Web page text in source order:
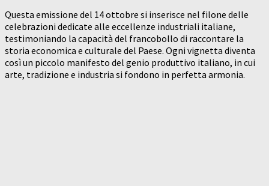
Questa emissione del 14 ottobre si inserisce nel filone delle
celebrazioni dedicate alle eccellenze industriali italiane,
testimoniando la capacità del francobollo di raccontare la
storia economica e culturale del Paese. Ogni vignetta diventa
così un piccolo manifesto del genio produttivo italiano, in cui
arte, tradizione e industria si fondono in perfetta armonia.